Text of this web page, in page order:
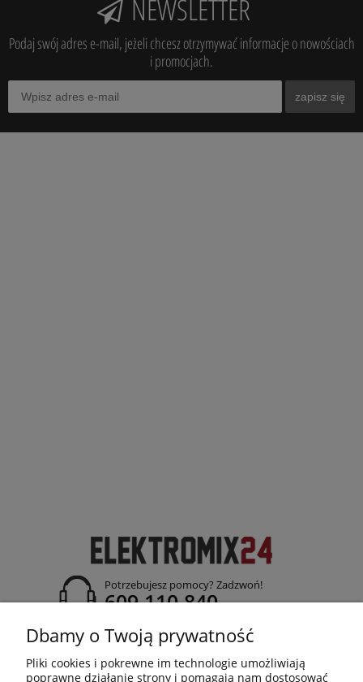
NEWSLETTER
Podaj swój adres e-mail, jeżeli chcesz otrzymywać informacje o nowościach
i promocjach.
zapisz się
Potrzebujesz pomocy? Zadzwoń!
609 110 840
adres:
ul. Jasielska 26; 38-120 Czudec
Dbamy o Twoją prywatność
Pliki cookies i pokrewne im technologie umożliwiają
poprawne działanie strony i pomagają nam dostosować